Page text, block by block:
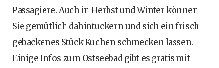
Passagiere. Auch in Herbst und Winter können
Sie gemütlich dahintuckern und sich ein frisch
gebackenes Stück Kuchen schmecken lassen.
Einige Infos zum Ostseebad gibt es gratis mit